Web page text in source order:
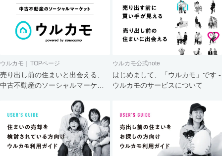
ウルカモ｜TOPページ
売り出し前の住まいと出会える、
中古不動産のソーシャルマーケッ
ウルカモ公式note
はじめまして、「ウルカモ」です -
ウルカモのサービスについて